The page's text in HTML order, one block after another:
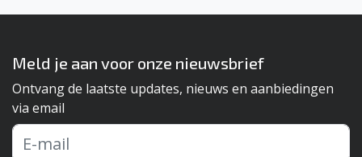
Meld je aan voor onze nieuwsbrief
Ontvang de laatste updates, nieuws en aanbiedingen
via email